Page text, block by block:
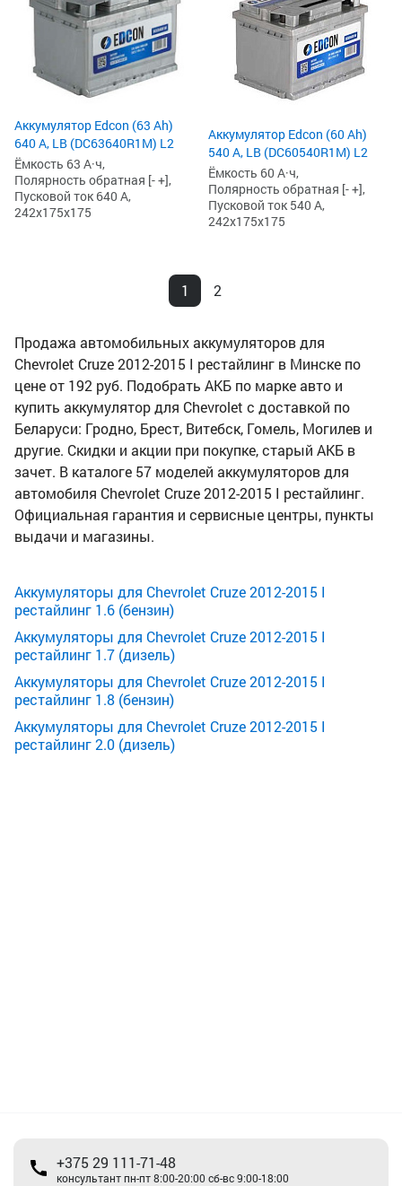
Аккумулятор Edcon (63 Ah)
640 А, LB (DC63640R1M) L2
Ёмкость 63 А·ч,
Полярность обратная [- +],
Пусковой ток 640 А,
242x175x175
Аккумулятор Edcon (60 Ah)
540 А, LB (DC60540R1M) L2
Ёмкость 60 А·ч,
Полярность обратная [- +],
Пусковой ток 540 А,
242x175x175
1 2
Продажа автомобильных аккумуляторов для
Chevrolet Cruze 2012-2015 I рестайлинг в Минске по
цене от 192 руб. Подобрать АКБ по марке авто и
купить аккумулятор для Chevrolet с доставкой по
Беларуси: Гродно, Брест, Витебск, Гомель, Могилев и
другие. Скидки и акции при покупке, старый АКБ в
зачет. В каталоге 57 моделей аккумуляторов для
автомобиля Chevrolet Cruze 2012-2015 I рестайлинг.
Официальная гарантия и сервисные центры, пункты
выдачи и магазины.
Аккумуляторы для Chevrolet Cruze 2012-2015 I
рестайлинг 1.6 (бензин)
Аккумуляторы для Chevrolet Cruze 2012-2015 I
рестайлинг 1.7 (дизель)
Аккумуляторы для Chevrolet Cruze 2012-2015 I
рестайлинг 1.8 (бензин)
Аккумуляторы для Chevrolet Cruze 2012-2015 I
рестайлинг 2.0 (дизель)
+375 29 111-71-48
консультант пн-пт 8:00-20:00 сб-вс 9:00-18:00